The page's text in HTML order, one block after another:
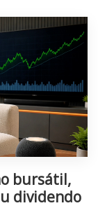
bursátil,
dividendo